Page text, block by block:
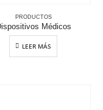
PRODUCTOS
Médicos
LEER MÁS